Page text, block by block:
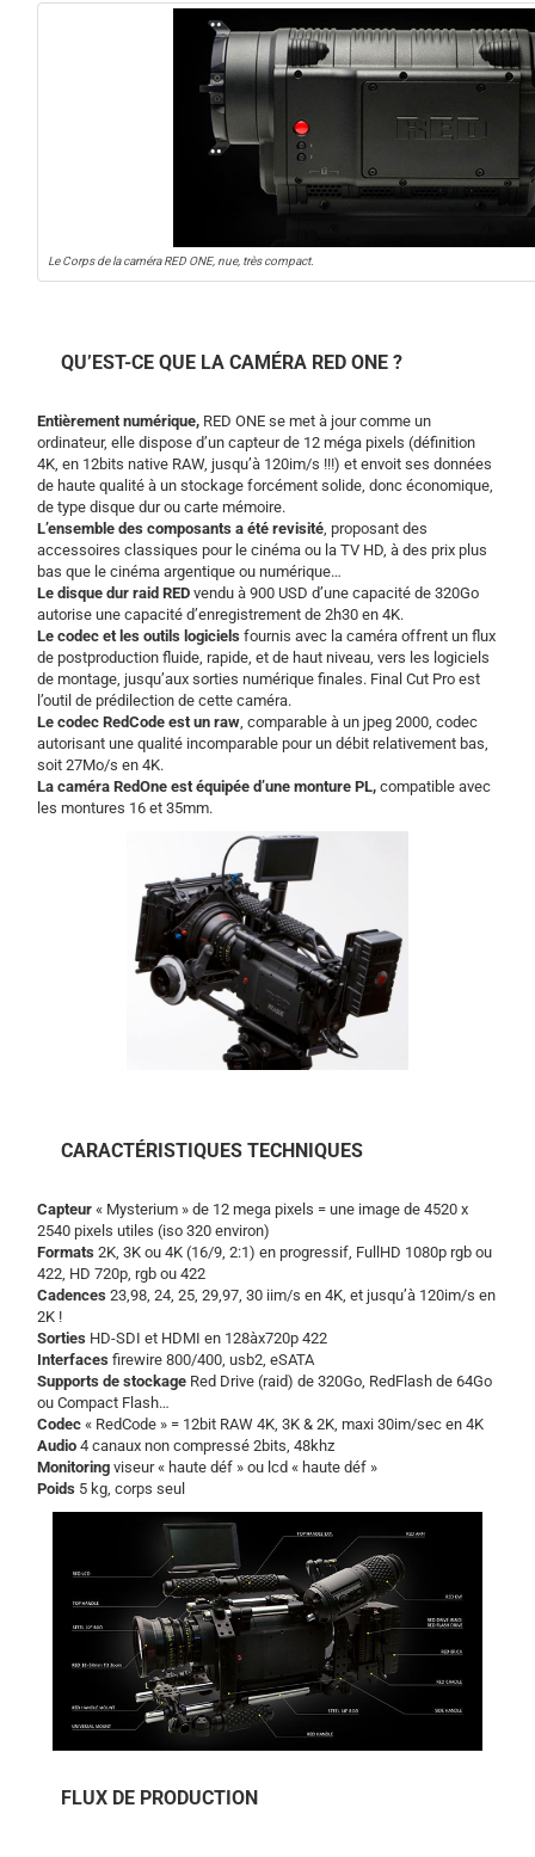
Le Corps de la caméra RED ONE, nue, très compact.
QU’EST-CE QUE LA CAMÉRA RED ONE ?
Entièrement numérique, RED ONE se met à jour comme un
ordinateur, elle dispose d’un capteur de 12 méga pixels (définition
4K, en 12bits native RAW, jusqu’à 120im/s !!!) et envoit ses données
de haute qualité à un stockage forcément solide, donc économique,
de type disque dur ou carte mémoire.
L’ensemble des composants a été revisité , proposant des
accessoires classiques pour le cinéma ou la TV HD, à des prix plus
bas que le cinéma argentique ou numérique…
Le disque dur raid RED vendu à 900 USD d’une capacité de 320Go
autorise une capacité d’enregistrement de 2h30 en 4K.
Le codec et les outils logiciels fournis avec la caméra offrent un flux
de postproduction fluide, rapide, et de haut niveau, vers les logiciels
de montage, jusqu’aux sorties numérique finales. Final Cut Pro est
l’outil de prédilection de cette caméra.
Le codec RedCode est un raw , comparable à un jpeg 2000, codec
autorisant une qualité incomparable pour un débit relativement bas,
soit 27Mo/s en 4K.
La caméra RedOne est équipée d’une monture PL, compatible avec
les montures 16 et 35mm.
CARACTÉRISTIQUES TECHNIQUES
Capteur « Mysterium » de 12 mega pixels = une image de 4520 x
2540 pixels utiles (iso 320 environ)
Formats 2K, 3K ou 4K (16/9, 2:1) en progressif, FullHD 1080p rgb ou
422, HD 720p, rgb ou 422
Cadences 23,98, 24, 25, 29,97, 30 iim/s en 4K, et jusqu’à 120im/s en
2K !
Sorties HD-SDI et HDMI en 128àx720p 422
Interfaces firewire 800/400, usb2, eSATA
Supports de stockage Red Drive (raid) de 320Go, RedFlash de 64Go
ou Compact Flash…
Codec « RedCode » = 12bit RAW 4K, 3K & 2K, maxi 30im/sec en 4K
Audio 4 canaux non compressé 2bits, 48khz
Monitoring viseur « haute déf » ou lcd « haute déf »
Poids 5 kg, corps seul
FLUX DE PRODUCTION